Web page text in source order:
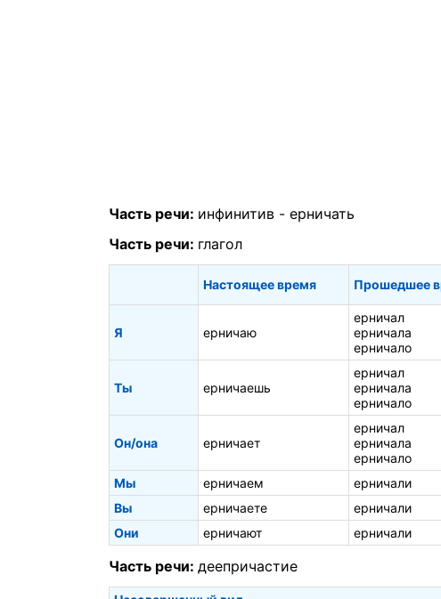
Часть речи: инфинитив - ерничать
Часть речи: глагол
Настоящее время Прошедшее
Я ерничаю
ерничал
ерничала
ерничало
Ты ерничаешь
ерничал
ерничала
ерничало
Он/она ерничает
ерничал
ерничала
ерничало
Мы
ерничаем ерничали
Вы
ерничаете ерничали
Они
ерничают ерничали
Часть речи: деепричастие